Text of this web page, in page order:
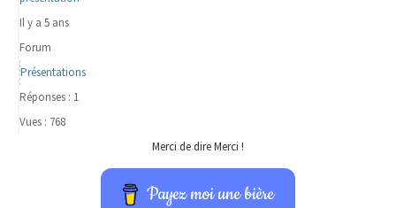
Il y a 5 ans
Forum
Présentations
Réponses : 1
Vues : 768
Merci de dire Merci !
Payez moi une bière